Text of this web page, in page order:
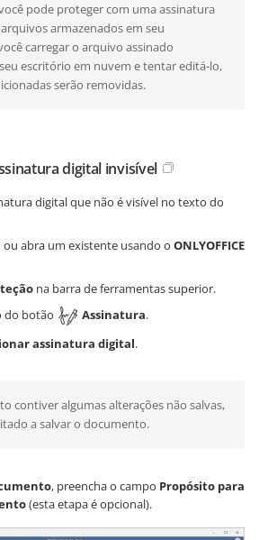
pode proteger com uma assinatura
armazenados em seu
carregar o arquivo assinado
escritório em nuvem e tentar editá-lo,
serão removidas.
digital invisível
digital que não é visível no texto do
abra um existente usando o ONLYOFFICE
na barra de ferramentas superior.
do botão
Assinatura.
assinatura digital.
contiver algumas alterações não salvas,
a salvar o documento.
, preencha o campo Propósito para
(esta etapa é opcional).